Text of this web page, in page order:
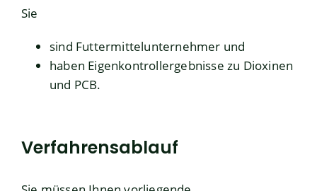
Sie
sind Futtermittelunternehmer und
haben Eigenkontrollergebnisse zu Dioxinen
und PCB.
Verfahrensablauf